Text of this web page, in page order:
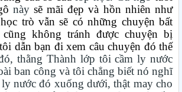
này sẽ mãi đẹp và hồn nhiên như
trò vẫn sẽ có những chuyện bất
không tránh được chuyện bị
dẫn bạn đi xem câu chuyện đó thế
thằng Thành lớp tôi cầm ly nước
ban công và tôi chẳng biết nó nghĩ
nước đó xuống dưới, thật may cho